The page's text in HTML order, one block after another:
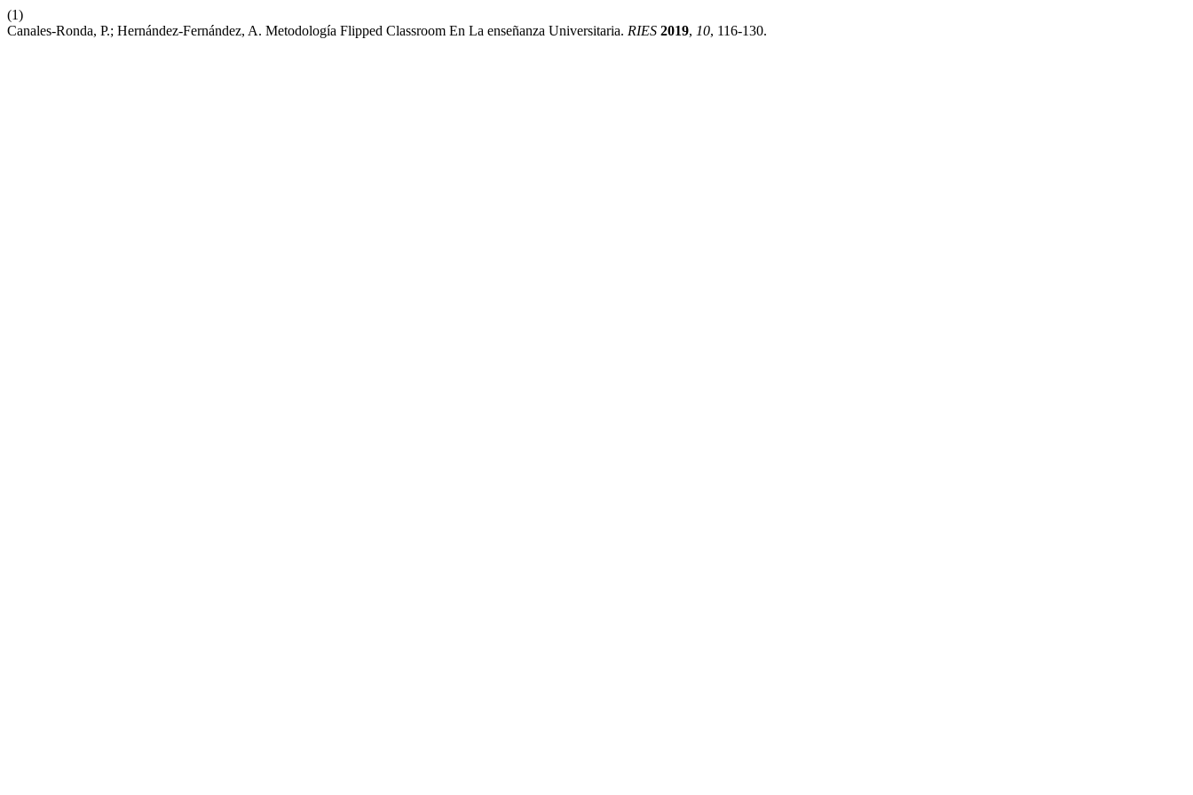
(1)
Canales-Ronda, P.; Hernández-Fernández, A. Metodología Flipped Classroom En La enseñanza Universitaria. RIES 2019, 10, 116-130.